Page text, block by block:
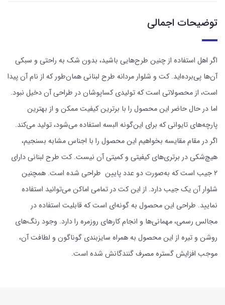
توضیحات اجمالی
اگر اهل استفاده از چنین طرح‌هایی باشید، بدون شک به راحتی و سبکی
آن‌ها پی‌برده‌اید. کت و شلوار مردانه طرح لبنانی همان‌طور که از نام آن پیدا
است، از محصولاتی است که تولیدی کساپوشان در طراحی آن دخیل نبود.
اما در حال حاضر این محصول را با برترین کیفیت ممکن و از بهترین
پارچه‌های تایوانی که برای این‌گونه البسه استفاده می‌شود، تولید می‌کند.
اگر در مقام مقایسه بخواهیم این محصول را با اجناس مشابه بسنجیم،
هیچ‌شکی در برتری‌های کیفیتی و کمیتی آن نیست. کت طرح لبنانی دارای
۲ جیب است که به‌صورت دو عدد پایین طراحی شده است. همچنین
شلوار آن یک جیب دارد. از این کت در تمامی اماکن می‌توانید استفاده
نمایید. طراحی این محصول به گونه‌ای است که قابلیت استفاده در
مجالس رسمی، مهمانی‌ها و انجام کارهای روزمره را دارد. وجود رنگ‌های
روشن و تیره از این محصول به همراه سایزبندی گوناگون و لطافت آن،
موجب افزایش گستره مصرف ‌گنندگانش شده است.